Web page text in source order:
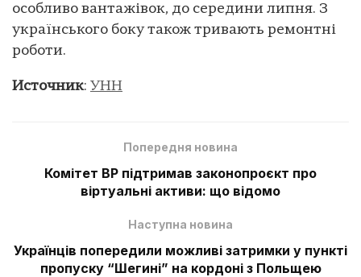
особливо вантажівок, до середини липня. З
українського боку також тривають ремонтні
роботи.
Источник: УНН
Попередня новина
Комітет ВР підтримав законопроєкт про
віртуальні активи: що відомо
Наступна новина
Українців попередили можливі затримки у пункті
пропуску “Шегині” на кордоні з Польщею